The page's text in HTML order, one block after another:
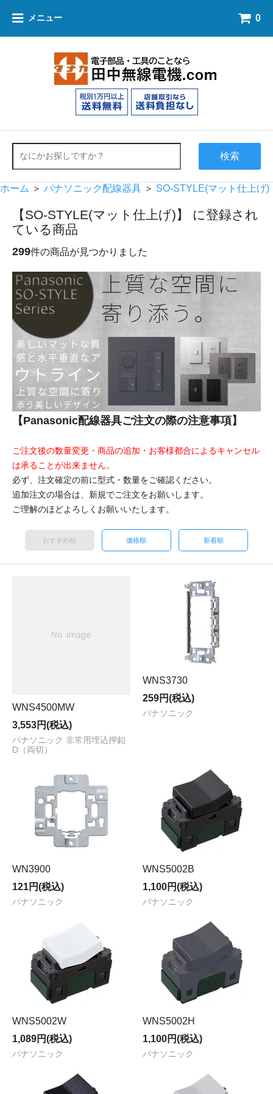
メニュー 0
検索
ホーム ＞ パナソニック配線器具 ＞ SO-STYLE(マット仕上げ)
【SO-STYLE(マット仕上げ)】 に登録され
ている商品
299件の商品が見つかりました
【Panasonic配線器具ご注文の際の注意事項】
ご注文後の数量変更・商品の追加・お客様都合によるキャンセル
は承ることが出来ません。
必ず、注文確定の前に型式・数量をご確認ください。
追加注文の場合は、新規でご注文をお願いします。
ご理解のほどよろしくお願いいたします。
おすすめ順 価格順 新着順
WNS4500MW
3,553円(税込)
パナソニック 非常用埋込押釦
D（両切）
WNS3730
259円(税込)
パナソニック
WN3900
121円(税込)
パナソニック
WNS5002B
1,100円(税込)
パナソニック
WNS5002W
1,089円(税込)
パナソニック
WNS5002H
1,100円(税込)
パナソニック